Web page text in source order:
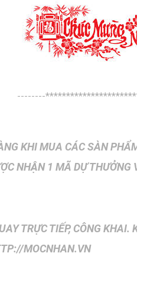
--------
KHI MUA CÁC SÀN PHẨM
NHẬN 1 MÃ DỰ THƯỞNG
TRỰC TIẾP, CÔNG KHAI.
MOCNHAN.VN